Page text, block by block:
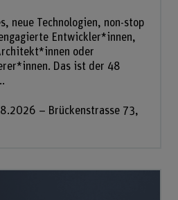
neue Technologien, non-stop
Entwickler*innen,
oder
Das ist der 48
– Brückenstrasse 73,